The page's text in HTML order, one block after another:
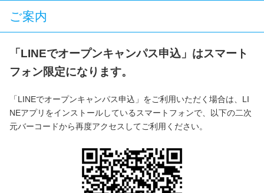
ご案内
「LINEでオープンキャンパス申込」はスマート
フォン限定になります。
「LINEでオープンキャンパス申込」をご利用いただく場合は、LI
NEアプリをインストールしているスマートフォンで、以下の二次
元バーコードから再度アクセスしてご利用ください。